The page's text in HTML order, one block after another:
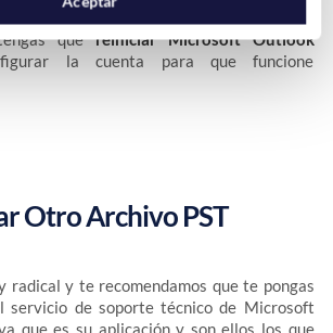
quereiniciar Microsoft Outlook
la cuenta para que funcione
Otro Archivo PST
radical y te recomendamos que te pongas
servicio de soporte técnico de Microsoft
que es su aplicación y son ellos los que